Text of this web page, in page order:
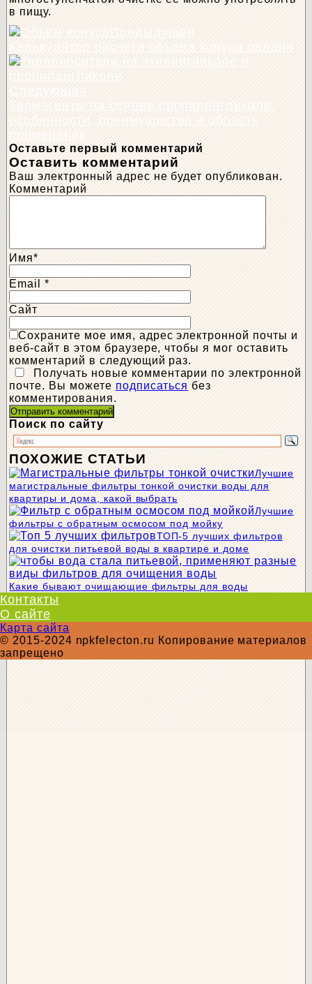
в пищу.
Предыдущая
Калькулятор расчета объема конуса онлайн
Следующая
Термагенты на основе пропиленгликоля:
особенности, преимущества и область
применения
Оставьте первый комментарий
Оставить комментарий
Ваш электронный адрес не будет опубликован.
Комментарий
Имя*
Email*
Сайт
Сохраните мое имя, адрес электронной почты и
веб-сайт в этом браузере, чтобы я мог оставить
комментарий в следующий раз.
Получать новые комментарии по электронной
почте. Вы можете подписаться без
комментирования.
Поиск по сайту
ПОХОЖИЕ СТАТЬИ
Лучшие
магистральные фильтры тонкой очистки воды для
квартиры и дома, какой выбрать
Лучшие
фильтры с обратным осмосом под мойку
ТОП-5 лучших фильтров
для очистки питьевой воды в квартире и доме
Какие бывают очищающие фильтры для воды
Контакты
О сайте
Карта сайта
© 2015-2024 npkfelecton.ru Копирование материалов
запрещено